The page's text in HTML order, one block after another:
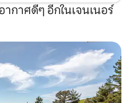
กาศดีๆ อีกในเจนเนอร์